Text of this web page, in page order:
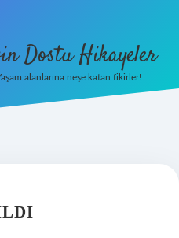
Dostu Hikayeler
alanlarına neşe katan fikirler!